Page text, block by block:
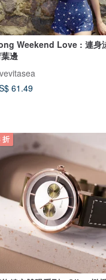
Weekend Love : 連身
邊
61.49
折